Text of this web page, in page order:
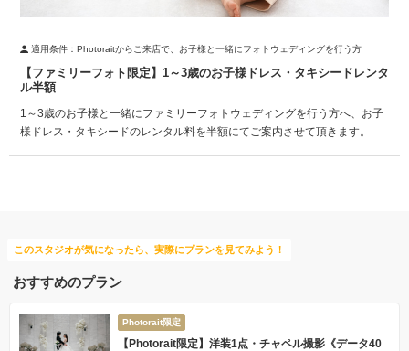
適用条件： Photoraitからご来店で、お子様と一緒にフォトウェディングを行う方
【ファミリーフォト限定】1～3歳のお子様ドレス・タキシードレンタ
ル半額
1～3歳のお子様と一緒にファミリーフォトウェディングを行う方へ、お子
様ドレス・タキシードのレンタル料を半額にてご案内させて頂きます。
このスタジオが気になったら、実際にプランを見てみよう！
おすすめのプラン
Photorait限定
【Photorait限定】洋装1点・チャペル撮影《データ40